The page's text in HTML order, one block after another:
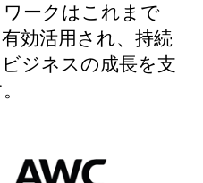
ークはこれまで
効活用され、持続
ジネスの成長を支